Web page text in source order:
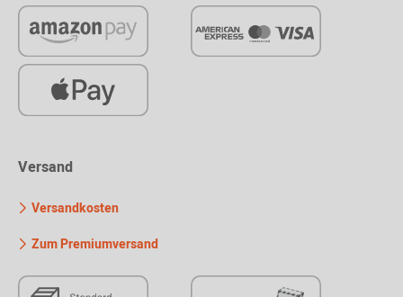
Versand
Versandkosten
Zum Premiumversand